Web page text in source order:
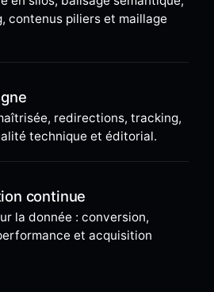
contenus piliers et maillage
redirections, tracking,
technique et éditorial.
continue
la donnée : conversion,
et acquisition